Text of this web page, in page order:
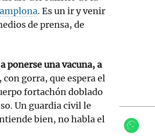
. Es un ir y venir
de prensa, de
ponerse una vacuna, a
gorra, que espera el
fortachón doblado
Un guardia civil le
bien, no habla el